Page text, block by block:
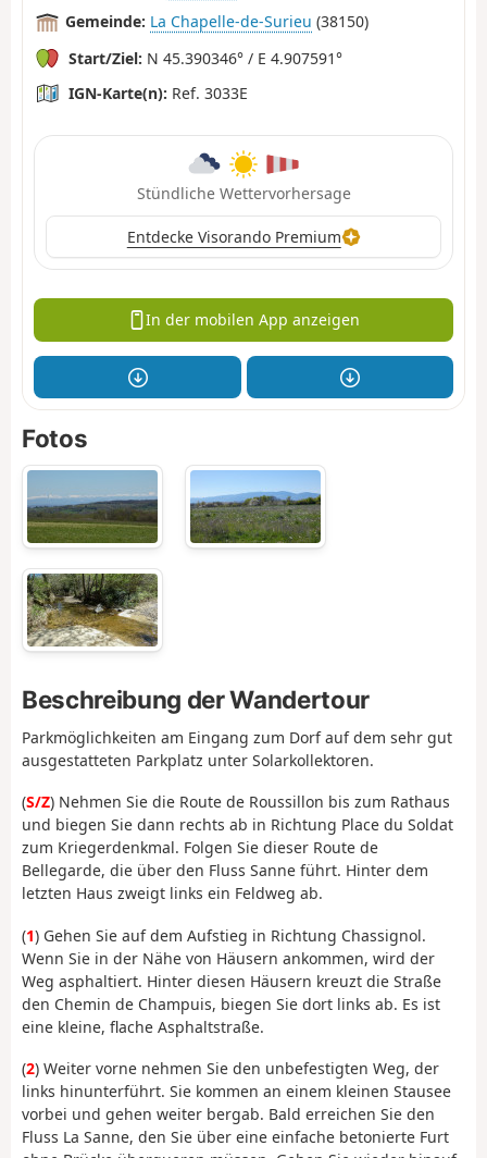
Gemeinde: La Chapelle-de-Surieu (38150)
Start/Ziel: N 45.390346° / E 4.907591°
IGN-Karte(n): Ref. 3033E
Stündliche Wettervorhersage
Entdecke Visorando Premium
In der mobilen App anzeigen
Fotos
Beschreibung der Wandertour
Parkmöglichkeiten am Eingang zum Dorf auf dem sehr gut
ausgestatteten Parkplatz unter Solarkollektoren.
(S/Z) Nehmen Sie die Route de Roussillon bis zum Rathaus
und biegen Sie dann rechts ab in Richtung Place du Soldat
zum Kriegerdenkmal. Folgen Sie dieser Route de
Bellegarde, die über den Fluss Sanne führt. Hinter dem
letzten Haus zweigt links ein Feldweg ab.
(1) Gehen Sie auf dem Aufstieg in Richtung Chassignol.
Wenn Sie in der Nähe von Häusern ankommen, wird der
Weg asphaltiert. Hinter diesen Häusern kreuzt die Straße
den Chemin de Champuis, biegen Sie dort links ab. Es ist
eine kleine, flache Asphaltstraße.
(2) Weiter vorne nehmen Sie den unbefestigten Weg, der
links hinunterführt. Sie kommen an einem kleinen Stausee
vorbei und gehen weiter bergab. Bald erreichen Sie den
Fluss La Sanne, den Sie über eine einfache betonierte Furt